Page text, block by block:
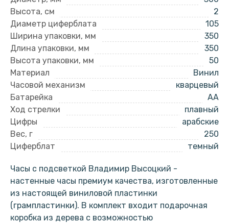
Высота, см
2
Диаметр циферблата
105
Ширина упаковки, мм
350
Длина упаковки, мм
350
Высота упаковки, мм
50
Материал
Винил
Часовой механизм
кварцевый
Батарейка
AA
Ход стрелки
плавный
Цифры
арабские
Вес, г
250
Циферблат
темный
Часы с подсветкой Владимир Высоцкий -
настенные часы премиум качества, изготовленные
из настоящей виниловой пластинки
(грампластинки). В комплект входит подарочная
коробка из дерева с возможностью